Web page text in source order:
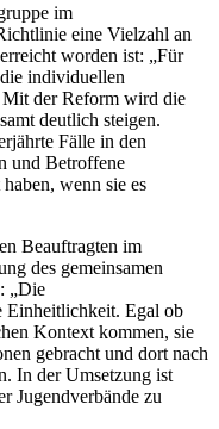
im
eine Vielzahl an
worden ist: „Für
individuellen
Mit der Reform wird die
deutlich steigen.
Fälle in den
und Betroffene
wenn sie es
Beauftragten im
des gemeinsamen
„Die
Einheitlichkeit. Egal ob
Kontext kommen, sie
gebracht und dort nach
In der Umsetzung ist
Jugendverbände zu